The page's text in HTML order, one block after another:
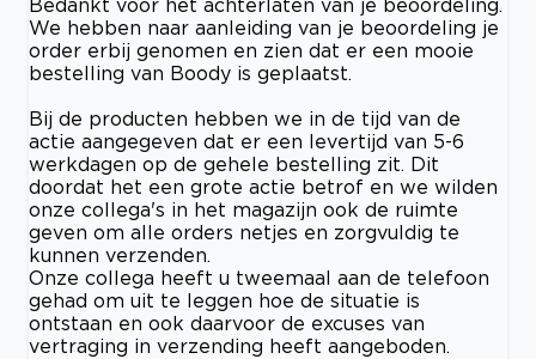
Bedankt voor het achterlaten van je beoordeling.
We hebben naar aanleiding van je beoordeling je
order erbij genomen en zien dat er een mooie
bestelling van Boody is geplaatst.
Bij de producten hebben we in de tijd van de
actie aangegeven dat er een levertijd van 5-6
werkdagen op de gehele bestelling zit. Dit
doordat het een grote actie betrof en we wilden
onze collega's in het magazijn ook de ruimte
geven om alle orders netjes en zorgvuldig te
kunnen verzenden.
Onze collega heeft u tweemaal aan de telefoon
gehad om uit te leggen hoe de situatie is
ontstaan en ook daarvoor de excuses van
vertraging in verzending heeft aangeboden.